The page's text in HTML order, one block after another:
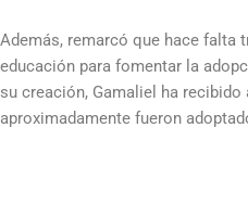
Además, remarcó que hace falta
educación para fomentar la
su creación, Gamaliel ha recibido
aproximadamente fueron